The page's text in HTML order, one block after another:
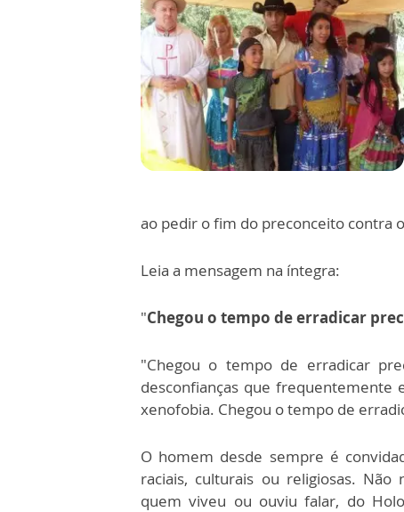
ao pedir o fim do preconceito contra
Leia a mensagem na íntegra:
"Chegou o tempo de erradicar
"Chegou o tempo de erradicar
desconfianças que frequentemente
xenofobia. Chegou o tempo de
O homem desde sempre é
raciais, culturais ou religiosas.
quem viveu ou ouviu falar, do